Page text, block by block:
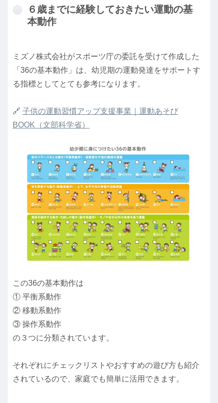
６歳までに経験しておきたい運動の基
本動作
ミズノ株式会社がスポーツ庁の委託を受けて作成した
「36の基本動作」は、幼児期の運動発達をサポートす
る指標としてとても参考になります。
🔗 子供の運動習慣アップ支援事業｜運動あそび
BOOK（文部科学省）
この36の基本動作は
① 平衡系動作
② 移動系動作
③ 操作系動作
の３つに分類されています。
それぞれにチェックリストやおすすめの遊び方も紹介
されているので、家庭でも簡単に活用できます。